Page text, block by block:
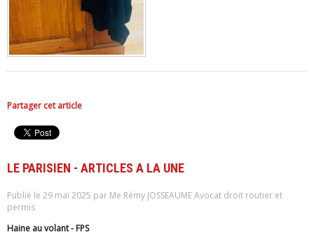
Partager cet article
LE PARISIEN - ARTICLES A LA UNE
Publié le 29 mai 2025 par Me Rémy JOSSEAUME Avocat droit routier et
permis
Haine au volant - FPS